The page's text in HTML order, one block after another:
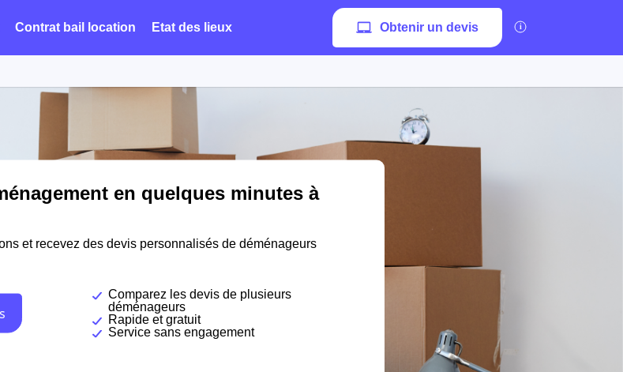
Contrat bail location Etat des lieux Obtenir un devis